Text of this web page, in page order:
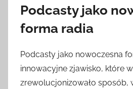
Podcasty jako
forma radia
Podcasty jako nowoczesna
innowacyjne zjawisko, które
zrewolucjonizowało sposób,